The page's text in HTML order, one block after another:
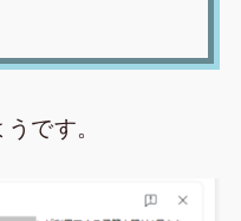
です。